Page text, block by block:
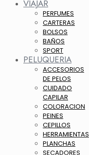
VIAJAR
PERFUMES
CARTERAS
BOLSOS
BAÑOS
SPORT
PELUQUERIA
ACCESORIOS
DE PELOS
CUIDADO
CAPILAR
COLORACION
PEINES
CEPILLOS
HERRAMIENTAS
PLANCHAS
SECADORES